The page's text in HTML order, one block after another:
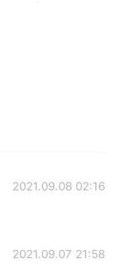
2021.09.08 02:16
2021.09.07 21:58